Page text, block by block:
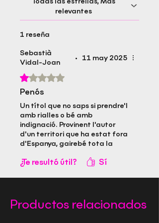
relevantes
1 reseña
Sebastià
Vidal-Joan
• 11 may 2025
Obtuvo 1 de 5 estrellas.
Penós
Un títol que no saps si prendre'l
amb rialles o bé amb
indignació. Provinent l'autor
d'un territori que ha estat fora
d'Espanya, gairebé tota la
que Espanya l'ha recompensat
¿Te resultó útil? Sí
Productos relacionados